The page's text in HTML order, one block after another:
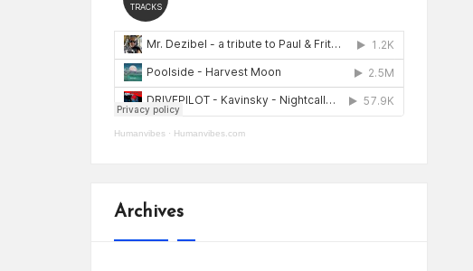
Humanvibes· Humanvibes.com
Archives